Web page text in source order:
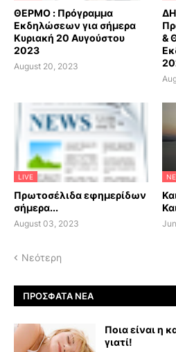
ΘΕΡΜΟ : Πρόγραμμα
Εκδηλώσεων για σήμερα
Κυριακή 20 Αυγούστου
2023
August 20, 2023
&
LIVE
Πρωτοσέλιδα εφημερίδων
σήμερα...
August 03, 2023
Νεότερη
ΠΡΌΣΦΑΤΑ ΝΈΑ
Ποια είναι η
γιατί!